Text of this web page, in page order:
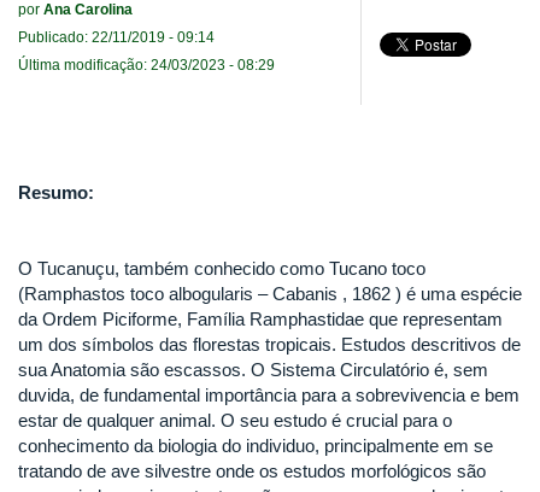
por Ana Carolina
Publicado: 22/11/2019 - 09:14
Última modificação: 24/03/2023 - 08:29
Resumo:
O Tucanuçu, também conhecido como Tucano toco
(Ramphastos toco albogularis – Cabanis , 1862 ) é uma espécie
da Ordem Piciforme, Família Ramphastidae que representam
um dos símbolos das florestas tropicais. Estudos descritivos de
sua Anatomia são escassos. O Sistema Circulatório é, sem
duvida, de fundamental importância para a sobrevivencia e bem
estar de qualquer animal. O seu estudo é crucial para o
conhecimento da biologia do individuo, principalmente em se
tratando de ave silvestre onde os estudos morfológicos são